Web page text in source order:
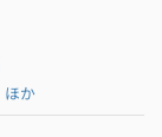
ほか